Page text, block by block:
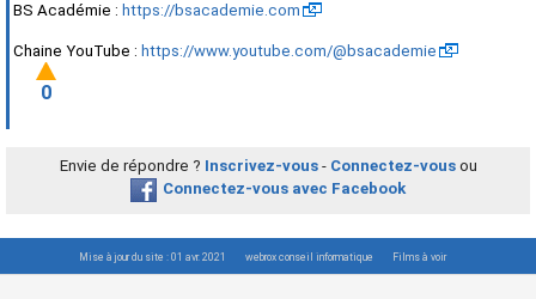
BS Académie : https://bsacademie.com
Chaine YouTube : https://www.youtube.com/@bsacademie
0
Envie de répondre ? Inscrivez-vous- Connectez-vousou
Connectez-vous avec Facebook
Mise à jour du site : 01 avr. 2021 webrox conseil informatique Films à voir